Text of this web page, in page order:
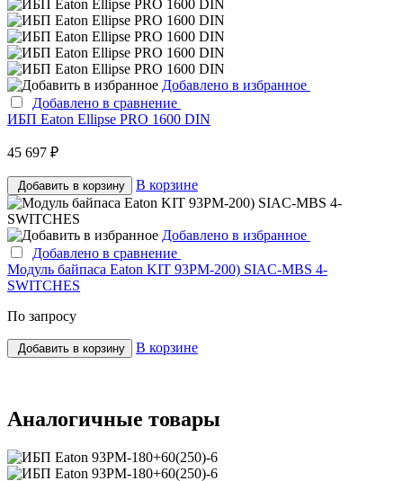
Добавлено в избранное
Добавлено в сравнение
ИБП Eaton Ellipse PRO 1600 DIN
45 697 ₽
Добавить в корзину В корзине
Добавлено в избранное
Добавлено в сравнение
Модуль байпаса Eaton KIT 93PM-200) SIAC-MBS 4-
SWITCHES
По запросу
Добавить в корзину В корзине
Аналогичные товары